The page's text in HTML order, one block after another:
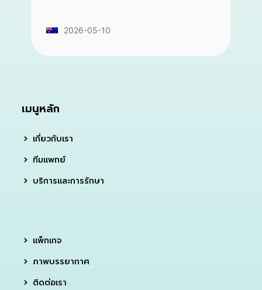
2026-05-10
เมนูหลัก
เกี่ยวกับเรา
ทีมแพทย์
บริการและการรักษา
แพ็กเกจ
ภาพบรรยากาศ
ติดต่อเรา